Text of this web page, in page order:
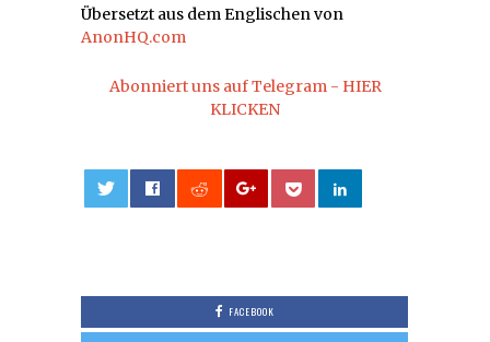
Übersetzt aus dem Englischen von
AnonHQ.com
Abonniert uns auf Telegram - HIER
KLICKEN
FACEBOOK